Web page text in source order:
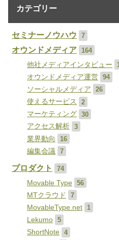
カテゴリー
セミナーノウハウ 7
オウンドメディア
164
他社メディアインタビュー
オウンドメディア運営
94
ソーシャルメディア
26
使えるサービス
2
マーケティング
30
アクセス解析
3
業界動向
16
編集会議
7
プロダクト
74
Movable Type
56
MTクラウド
7
MovableType.net
1
Lekumo
5
ShortNote
4